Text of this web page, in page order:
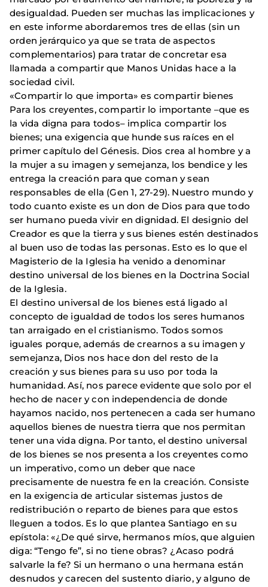
desigualdad. Pueden ser muchas las implicaciones y
en este informe abordaremos tres de ellas (sin un
orden jerárquico ya que se trata de aspectos
complementarios) para tratar de concretar esa
llamada a compartir que Manos Unidas hace a la
sociedad civil.
«Compartir lo que importa» es compartir bienes
Para los creyentes, compartir lo importante –que es
la vida digna para todos– implica compartir los
bienes; una exigencia que hunde sus raíces en el
primer capítulo del Génesis. Dios crea al hombre y a
la mujer a su imagen y semejanza, los bendice y les
entrega la creación para que coman y sean
responsables de ella (Gen 1, 27-29). Nuestro mundo y
todo cuanto existe es un don de Dios para que todo
ser humano pueda vivir en dignidad. El designio del
Creador es que la tierra y sus bienes estén destinados
al buen uso de todas las personas. Esto es lo que el
Magisterio de la Iglesia ha venido a denominar
destino universal de los bienes en la Doctrina Social
de la Iglesia.
El destino universal de los bienes está ligado al
concepto de igualdad de todos los seres humanos
tan arraigado en el cristianismo. Todos somos
iguales porque, además de crearnos a su imagen y
semejanza, Dios nos hace don del resto de la
creación y sus bienes para su uso por toda la
humanidad. Así, nos parece evidente que solo por el
hecho de nacer y con independencia de donde
hayamos nacido, nos pertenecen a cada ser humano
aquellos bienes de nuestra tierra que nos permitan
tener una vida digna. Por tanto, el destino universal
de los bienes se nos presenta a los creyentes como
un imperativo, como un deber que nace
precisamente de nuestra fe en la creación. Consiste
en la exigencia de articular sistemas justos de
redistribución o reparto de bienes para que estos
lleguen a todos. Es lo que plantea Santiago en su
epístola: «¿De qué sirve, hermanos míos, que alguien
diga: “Tengo fe”, si no tiene obras? ¿Acaso podrá
salvarle la fe? Si un hermano o una hermana están
desnudos y carecen del sustento diario, y alguno de